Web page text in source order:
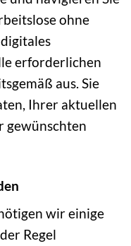
ohne
erforderlichen
aus. Sie
Ihrer aktuellen
gewünschten
wir einige
Regel